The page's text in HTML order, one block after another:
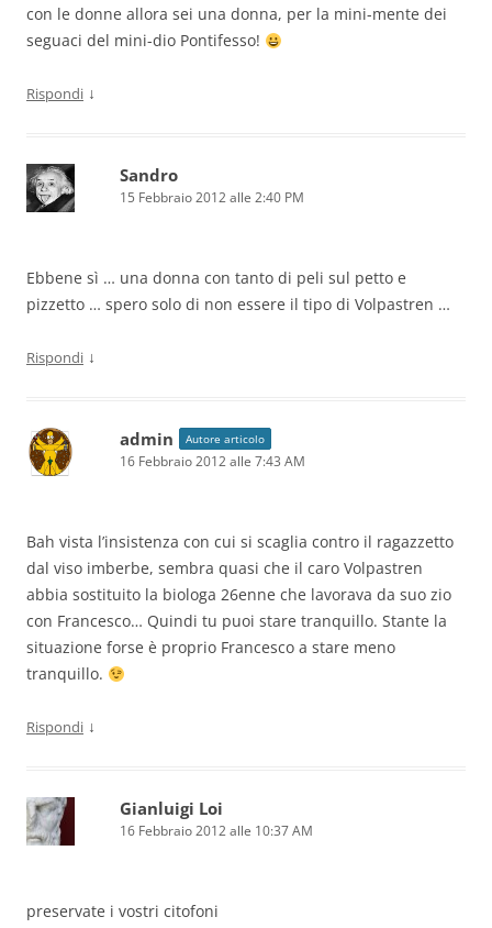
con le donne allora sei una donna, per la mini-mente dei
seguaci del mini-dio Pontifesso!
Rispondi ↓
Sandro
15 Febbraio 2012 alle 2:40 PM
Ebbene sì … una donna con tanto di peli sul petto e
pizzetto … spero solo di non essere il tipo di Volpastren …
Rispondi ↓
admin Autore articolo
16 Febbraio 2012 alle 7:43 AM
Bah vista l’insistenza con cui si scaglia contro il ragazzetto
dal viso imberbe, sembra quasi che il caro Volpastren
abbia sostituito la biologa 26enne che lavorava da suo zio
con Francesco… Quindi tu puoi stare tranquillo. Stante la
situazione forse è proprio Francesco a stare meno
tranquillo.
Rispondi ↓
Gianluigi Loi
16 Febbraio 2012 alle 10:37 AM
preservate i vostri citofoni